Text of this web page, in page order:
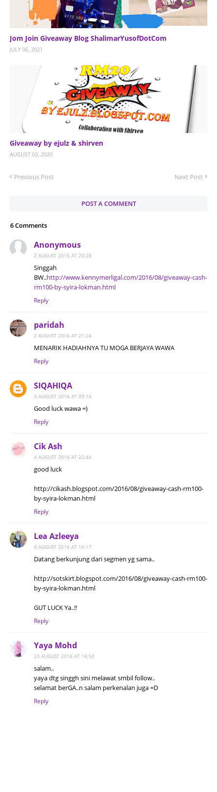
Jom Join Giveaway Blog ShalimarYusofDotCom
JULY 06, 2021
Giveaway by ejulz & shirven
AUGUST 03, 2020
Previous Post Next Post
POST A COMMENT
6 Comments
Anonymous
2 AUGUST 2016 AT 20:28
Singgah
BW..http://www.kennymerligal.com/2016/08/giveaway-cash-
rm100-by-syira-lokman.html
Reply
paridah
2 AUGUST 2016 AT 21:24
MENARIK HADIAHNYA TU MOGA BERJAYA WAWA
Reply
SIQAHIQA
3 AUGUST 2016 AT 09:16
Good luck wawa =)
Reply
Cik Ash
4 AUGUST 2016 AT 22:44
good luck
http://cikash.blogspot.com/2016/08/giveaway-cash-rm100-
by-syira-lokman.html
Reply
Lea Azleeya
8 AUGUST 2016 AT 16:17
Datang berkunjung dari segmen yg sama..
http://sotskirt.blogspot.com/2016/08/giveaway-cash-rm100-
by-syira-lokman.html
GUT LUCK Ya..!!
Reply
Yaya Mohd
23 AUGUST 2016 AT 16:50
salam..
yaya dtg singgh sini melawat smbil follow..
selamat berGA..n salam perkenalan juga =D
Reply